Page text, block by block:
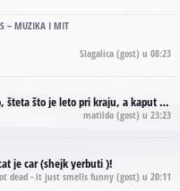
– MUZIKA I MIT
Slagalica (gost) u 08:23
koji te vervoatno podseća na pirotski ćilim je iz tradicije Navaho indijanaca ;)
matilda (gost) u 23:23
je car (shejk yerbuti )!
dead - it just smells funny (gost) u 20:11